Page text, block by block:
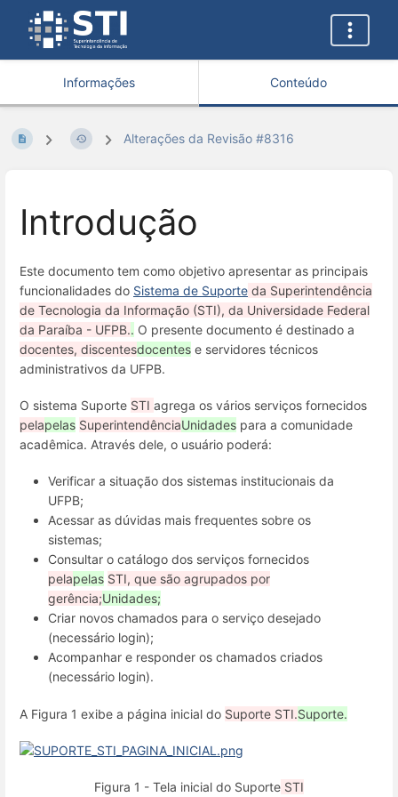
Informações Conteúdo
Alterações da Revisão #8316
Introdução
Este documento tem como objetivo apresentar as principais
funcionalidades do Sistema de Suporte da Superintendência
de Tecnologia da Informação (STI), da Universidade Federal
da Paraíba - UFPB.. O presente documento é destinado a
docentes, discentesdocentes e servidores técnicos
administrativos da UFPB.
O sistema Suporte STI agrega os vários serviços fornecidos
pelapelas SuperintendênciaUnidades para a comunidade
acadêmica. Através dele, o usuário poderá:
Verificar a situação dos sistemas institucionais da
UFPB;
Acessar as dúvidas mais frequentes sobre os
sistemas;
Consultar o catálogo dos serviços fornecidos
pelapelas STI, que são agrupados por
gerência;Unidades;
Criar novos chamados para o serviço desejado
(necessário login);
Acompanhar e responder os chamados criados
(necessário login).
A Figura 1 exibe a página inicial do Suporte STI.Suporte.
Figura 1 - Tela inicial do Suporte STI